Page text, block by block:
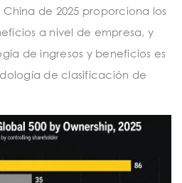
de 2025 proporciona los
a nivel de empresa, y
de ingresos y beneficios es
de clasificación de